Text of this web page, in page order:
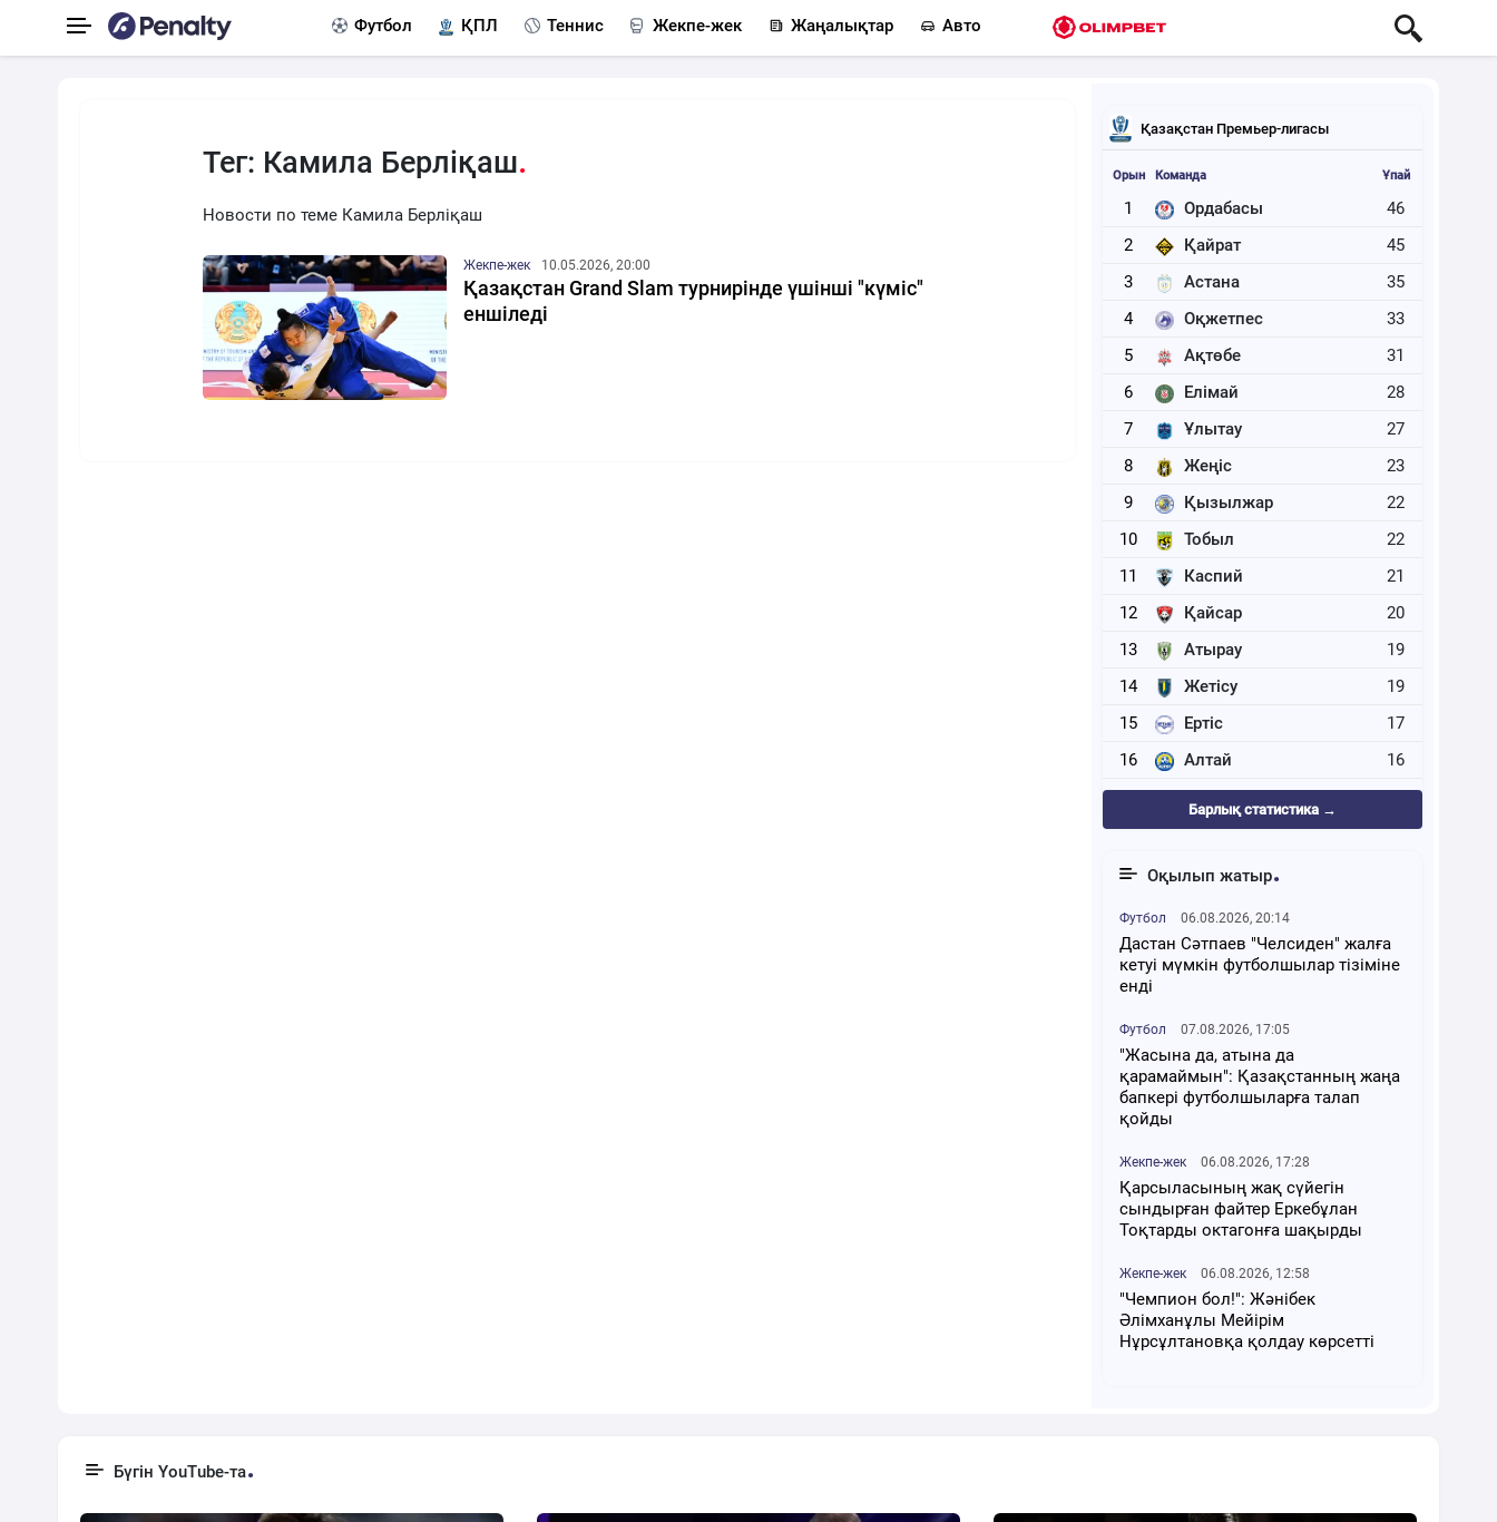
Футбол ҚПЛ Теннис Жекпе-жек Жаңалықтар Авто
Тег: Камила Берліқаш
Новости по теме Камила Берліқаш
Жекпе-жек 10.05.2026, 20:00
Қазақстан Grand Slam турнирінде үшінші "күміс"
еншіледі
Қазақстан Премьер-лигасы
Орын Команда Ұпай
1 Ордабасы
46
2
Қайрат
45
3
Астана
35
4
Оқжетпес
33
5
Ақтөбе
31
6
Елімай
28
7
Ұлытау
27
8
Жеңіс
23
9
Қызылжар
22
10
Тобыл
22
11
Каспий
21
12
Қайсар
20
13
Атырау
19
14
Жетісу
19
15
Ертіс
17
16
Алтай 16
Барлық статистика →
Оқылып жатыр
Футбол 06.08.2026, 20:14
Дастан Сәтпаев "Челсиден" жалға
кетуі мүмкін футболшылар тізіміне
енді
Футбол 07.08.2026, 17:05
"Жасына да, атына да
қарамаймын": Қазақстанның жаңа
бапкері футболшыларға талап
қойды
Жекпе-жек 06.08.2026, 17:28
Қарсыласының жақ сүйегін
сындырған файтер Еркебұлан
Тоқтарды октагонға шақырды
Жекпе-жек 06.08.2026, 12:58
"Чемпион бол!": Жәнібек
Әлімханұлы Мейірім
Нұрсұлтановқа қолдау көрсетті
Бүгін YouTube-та